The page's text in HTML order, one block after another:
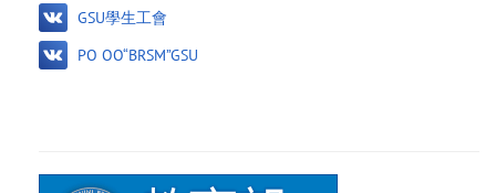
GSU學生工會
PO OO“BRSM”GSU